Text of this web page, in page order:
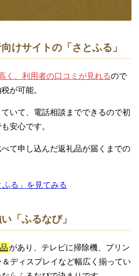
けサイトの「さとふる」
く、利用者の口コミが見れるので
が可能。
いて、電話相談までできるので初
安心です。
て申し込んだ返礼品が届くまでの
る」を見てみる
「ふるなび」
があり、テレビに掃除機、プリン
ディスプレイなど幅広く揃ってい